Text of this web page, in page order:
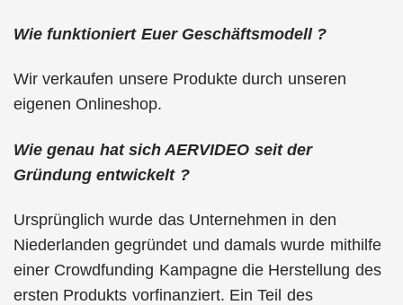
Wie funktioniert Euer Geschäftsmodell ?
Wir verkaufen unsere Produkte durch unseren
eigenen Onlineshop.
Wie genau hat sich AERVIDEO seit der
Gründung entwickelt ?
Ursprünglich wurde das Unternehmen in den
Niederlanden gegründet und damals wurde mithilfe
einer Crowdfunding Kampagne die Herstellung des
ersten Produkts vorfinanziert. Ein Teil des